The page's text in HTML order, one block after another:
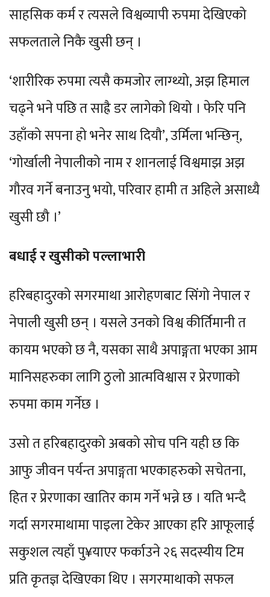
साहसिक कर्म र त्यसले विश्वव्यापी रुपमा देखिएको
सफलताले निकै खुसी छन् ।
‘शारीरिक रुपमा त्यसै कमजोर लाग्थ्यो, अझ हिमाल
चढ्ने भने पछि त साह्रै डर लागेको थियो । फेरि पनि
उहाँको सपना हो भनेर साथ दियौ’, उर्मिला भन्छिन्,
‘गोर्खाली नेपालीको नाम र शानलाई विश्वमाझ अझ
गौरव गर्ने बनाउनु भयो, परिवार हामी त अहिले असाध्यै
खुसी छौ ।’
बधाई र खुसीको पल्लाभारी
हरिबहादुरको सगरमाथा आरोहणबाट सिंगो नेपाल र
नेपाली खुसी छन् । यसले उनको विश्व कीर्तिमानी त
कायम भएको छ नै, यसका साथै अपाङ्गता भएका आम
मानिसहरुका लागि ठुलो आत्मविश्वास र प्रेरणाको
रुपमा काम गर्नेछ ।
उसो त हरिबहादुरको अबको सोच पनि यही छ कि
आफु जीवन पर्यन्त अपाङ्गता भएकाहरुको सचेतना,
हित र प्रेरणाका खातिर काम गर्ने भन्ने छ । यति भन्दै
गर्दा सगरमाथामा पाइला टेकेर आएका हरि आफूलाई
सकुशल त्यहाँ पु¥याएर फर्काउने २६ सदस्यीय टिम
प्रति कृतज्ञ देखिएका थिए । सगरमाथाको सफल